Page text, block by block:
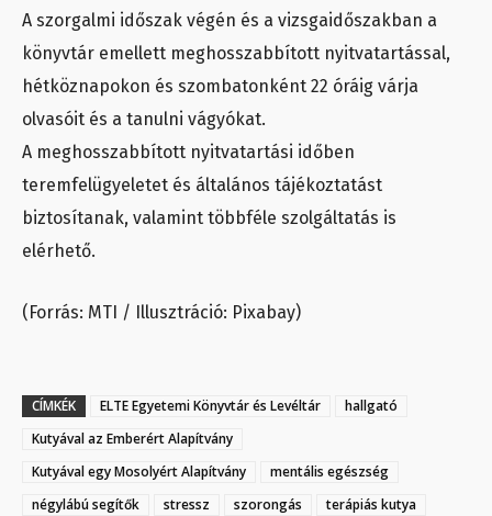
A szorgalmi időszak végén és a vizsgaidőszakban a
könyvtár emellett meghosszabbított nyitvatartással,
hétköznapokon és szombatonként 22 óráig várja
olvasóit és a tanulni vágyókat.
A meghosszabbított nyitvatartási időben
teremfelügyeletet és általános tájékoztatást
biztosítanak, valamint többféle szolgáltatás is
elérhető.
(Forrás: MTI / Illusztráció: Pixabay)
CÍMKÉK ELTE Egyetemi Könyvtár és Levéltár
hallgató
Kutyával az Emberért Alapítvány
Kutyával egy Mosolyért Alapítvány
mentális egészség
négylábú segítők
stressz szorongás
terápiás kutya